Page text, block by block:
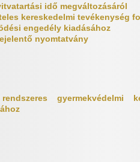
idő megváltozásáról
kereskedelmi tevékenység
engedély kiadásához
nyomtatvány
gyermekvédelmi